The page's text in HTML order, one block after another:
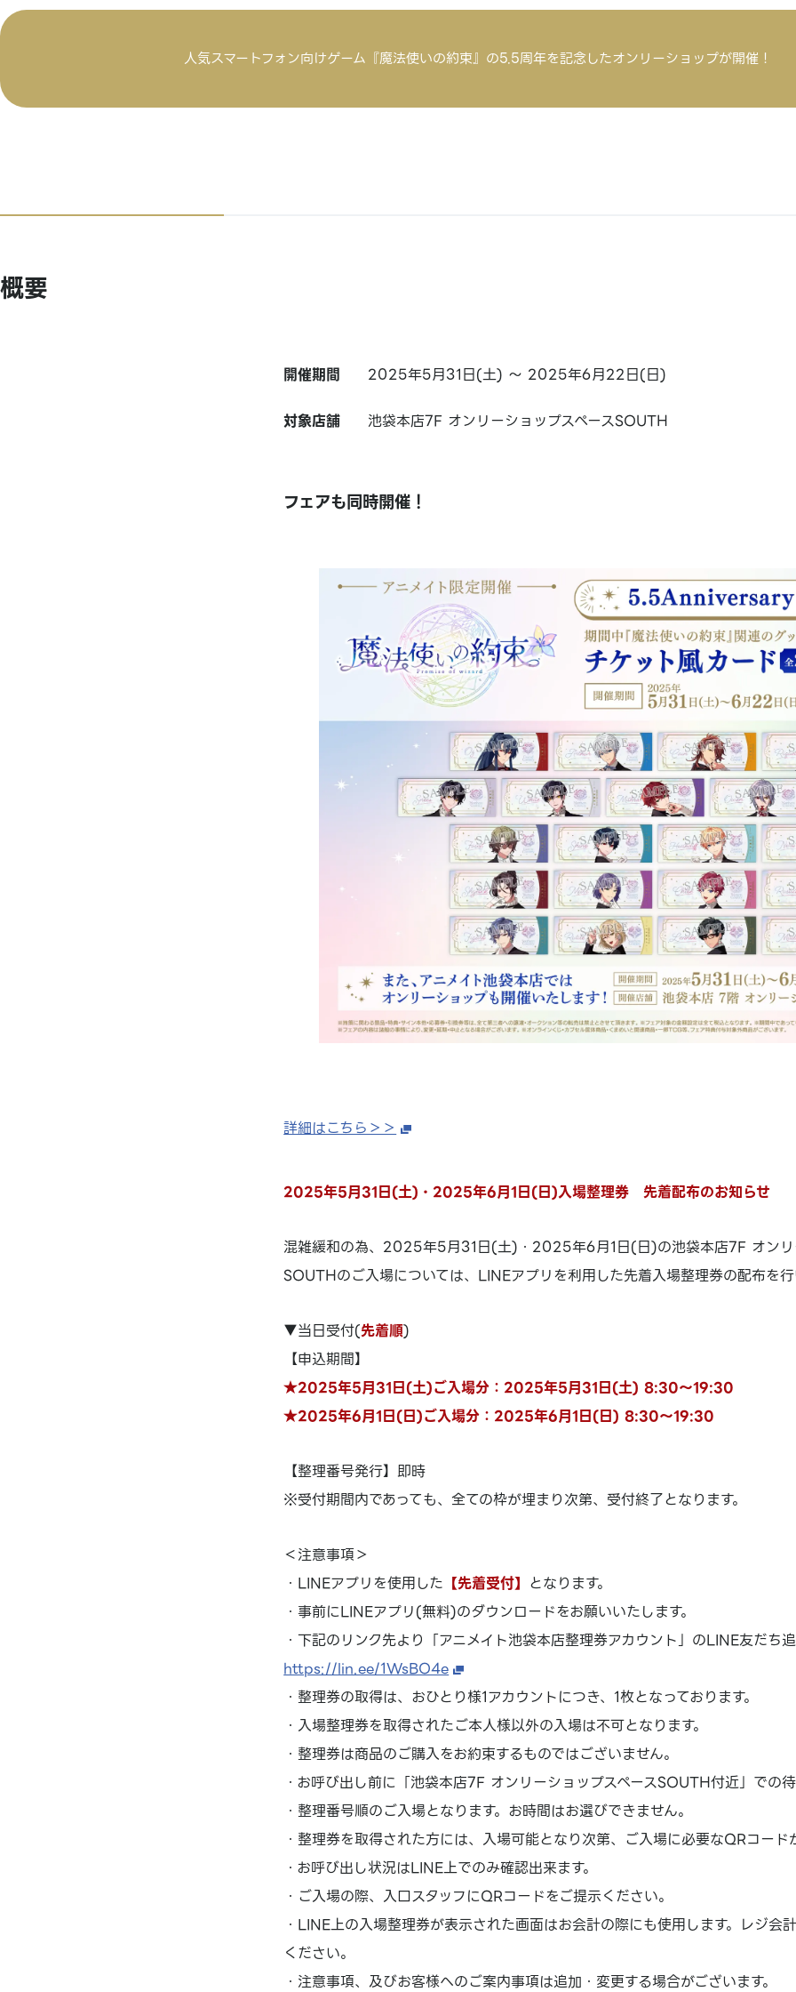
人気スマートフォン向けゲーム『魔法使いの約束』の5.5周年を記念したオンリーショップが開催！
概要
開催期間 2025年5月31日(土) ～ 2025年6月22日(日)
対象店舗 池袋本店7F オンリーショップスペースSOUTH
フェアも同時開催！
詳細はこちら＞＞
2025年5月31日(土)・2025年6月1日(日)入場整理券 先着配布のお知らせ
混雑緩和の為、2025年5月31日(土)・2025年6月1日(日)の池袋本店7F オンリ
SOUTHのご入場については、LINEアプリを利用した先着入場整理券の配布を行
▼当日受付(先着順)
【申込期間】
★2025年5月31日(土)ご入場分：2025年5月31日(土) 8:30～19:30
★2025年6月1日(日)ご入場分：2025年6月1日(日) 8:30～19:30
【整理番号発行】即時
※受付期間内であっても、全ての枠が埋まり次第、受付終了となります。
＜注意事項＞
・LINEアプリを使用した 【先着受付】 となります。
・事前にLINEアプリ(無料)のダウンロードをお願いいたします。
・下記のリンク先より「アニメイト池袋本店整理券アカウント」のLINE友だち追
https://lin.ee/1WsBO4e
・整理券の取得は、おひとり様1アカウントにつき、1枚となっております。
・入場整理券を取得されたご本人様以外の入場は不可となります。
・整理券は商品のご購入をお約束するものではございません。
・お呼び出し前に「池袋本店7F オンリーショップスペースSOUTH付近」での
・整理番号順のご入場となります。お時間はお選びできません。
・整理券を取得された方には、入場可能となり次第、ご入場に必要なQRコード
・お呼び出し状況はLINE上でのみ確認出来ます。
・ご入場の際、入口スタッフにQRコードをご提示ください。
・LINE上の入場整理券が表示された画面はお会計の際にも使用します。レジ会
ください。
・注意事項、及びお客様へのご案内事項は追加・変更する場合がございます。